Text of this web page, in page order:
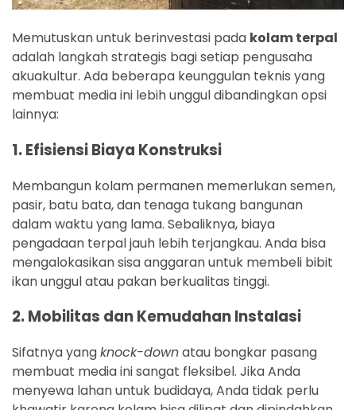
Memutuskan untuk berinvestasi pada kolam terpal
adalah langkah strategis bagi setiap pengusaha
akuakultur. Ada beberapa keunggulan teknis yang
membuat media ini lebih unggul dibandingkan opsi
lainnya:
1. Efisiensi Biaya Konstruksi
Membangun kolam permanen memerlukan semen,
pasir, batu bata, dan tenaga tukang bangunan
dalam waktu yang lama. Sebaliknya, biaya
pengadaan terpal jauh lebih terjangkau. Anda bisa
mengalokasikan sisa anggaran untuk membeli bibit
ikan unggul atau pakan berkualitas tinggi.
2. Mobilitas dan Kemudahan Instalasi
Sifatnya yangknock-downatau bongkar pasang
membuat media ini sangat fleksibel. Jika Anda
menyewa lahan untuk budidaya, Anda tidak perlu